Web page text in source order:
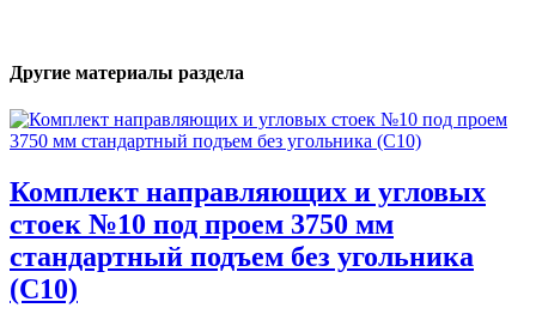
Другие материалы раздела
Комплект направляющих и угловых
стоек №10 под проем 3750 мм
стандартный подъем без угольника
(С10)